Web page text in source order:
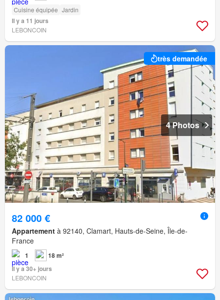
Cuisine équipée Jardin
Il y a 11 jours
LEBONCOIN
très demandée
4 Photos
82 000 €
Appartement à 92140, Clamart, Hauts-de-Seine, Île-de-
France
1
18 m²
Il y a 30+ jours
LEBONCOIN